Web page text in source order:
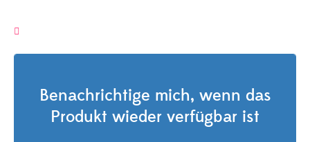
Benachrichtige mich, wenn das
Produkt wieder verfügbar ist